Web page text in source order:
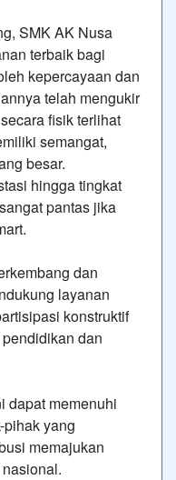
SMK AK Nusa
terbaik bagi
kepercayaan dan
telah mengukir
fisik terlihat
semangat,
besar.
hingga tingkat
pantas jika
dan
layanan
konstruktif
dan
dapat memenuhi
yang
memajukan